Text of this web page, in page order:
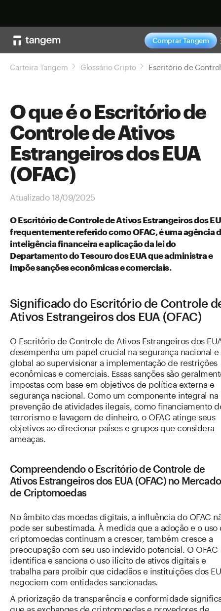
Comprar Tangem
Carteira Tangem Glossário Cripto
O que é o Escritório de
Controle de Ativos
Estrangeiros dos EUA
(OFAC)
Atualizado 18/09/2025
O Escritório de Controle de Ativos Estrangeiros dos
frequentemente referido como OFAC, é uma agência
inteligência financeira e aplicação da lei do
Departamento do Tesouro dos EUA que administra e
impõe sanções econômicas e comerciais.
Significado do Escritório de Controle
Ativos Estrangeiros dos EUA (OFAC)
O Escritório de Controle de Ativos Estrangeiros dos
desempenha um papel crucial na segurança nacional e
global ao supervisionar a implementação de restrições
econômicas e comerciais. Essas sanções são
impostas com base em objetivos de política externa e
segurança nacional. Como um componente integral na
prevenção de atividades ilegais, como financiamento
terrorismo e lavagem de dinheiro, o OFAC atinge seus
objetivos ao direcionar países e grupos que considera
ameaças.
Compreendendo o Escritório de Controle de
Ativos Estrangeiros dos EUA (OFAC) no Mercado
de Criptomoedas
No âmbito das moedas digitais, a influência do OFAC
pode ser subestimada. À medida que a adoção e o uso
criptomoedas continuam a crescer, também cresce a
preocupação com seu uso indevido potencial. O OFAC
identifica e sanciona o uso ilícito de ativos digitais e
trabalha para proibir que cidadãos e instituições dos
negociem com entidades sancionadas.
A priorização da transparência e conformidade
que as exchanges de criptomoedas e provedores de